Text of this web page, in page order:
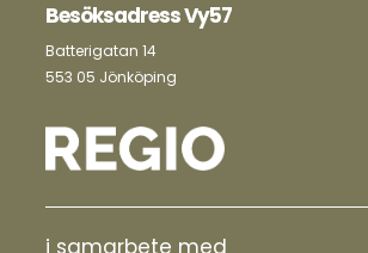
Besöksadress Vy57
Batterigatan 14
553 05 Jönköping
i samarbete med